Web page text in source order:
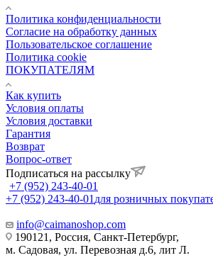
Политика конфиденциальности
Согласие на обработку данных
Пользовательское соглашение
Политика cookie
ПОКУПАТЕЛЯМ
Как купить
Условия оплаты
Условия доставки
Гарантия
Возврат
Вопрос-ответ
Подписаться на рассылку
+7 (952) 243-40-01
+7 (952) 243-40-01 для розничных
info@caimanoshop.com
190121, Россия, Санкт-Петербург,
м. Садовая, ул. Перевозная д.6, лит Л.